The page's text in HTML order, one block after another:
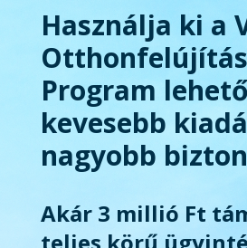
Használja ki a
Program
kevesebb
nagyobb
Akár 3 millió Ft